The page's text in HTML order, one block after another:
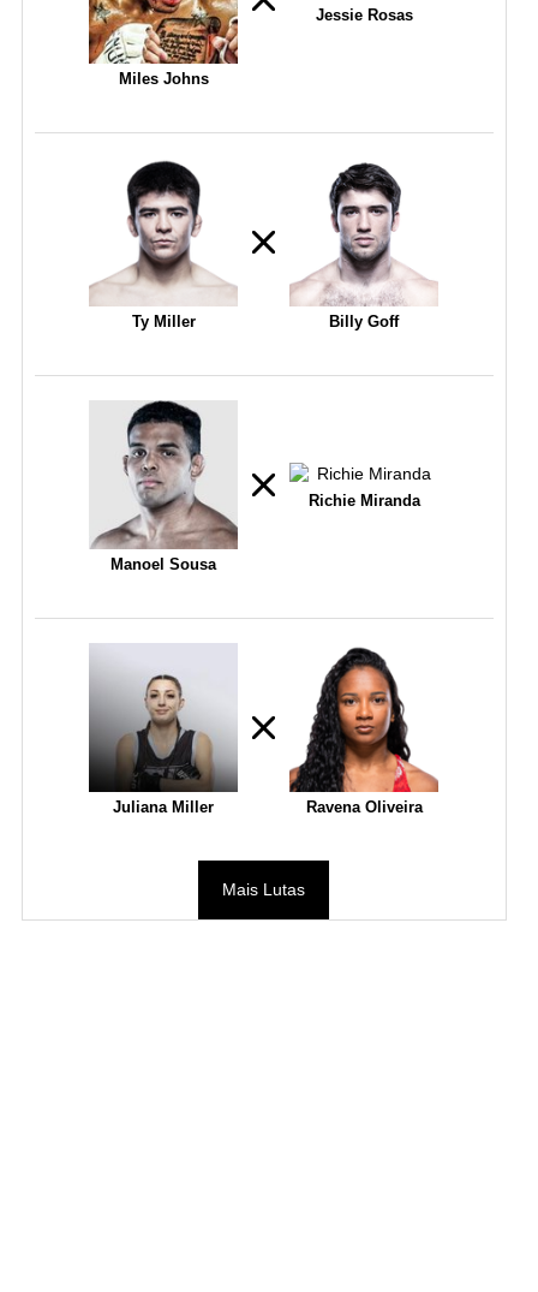
Miles Johns
Jessie Rosas
Ty Miller Billy Goff
Manoel Sousa
Richie Miranda
Juliana Miller Ravena Oliveira
Mais Lutas